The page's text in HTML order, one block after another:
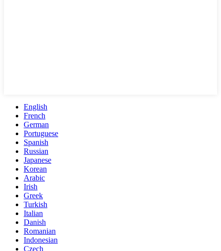
English
French
German
Portuguese
Spanish
Russian
Japanese
Korean
Arabic
Irish
Greek
Turkish
Italian
Danish
Romanian
Indonesian
Czech